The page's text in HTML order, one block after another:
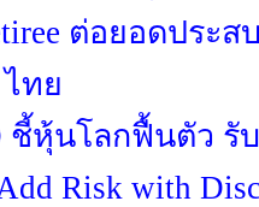
ต่อยอดปร
ทย
ชี้หุ้นโลกฟื้นตัว
Risk with